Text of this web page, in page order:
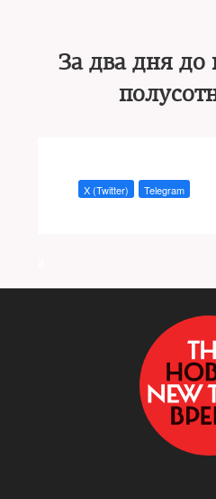
За два дня
X (Twitter) Telegram